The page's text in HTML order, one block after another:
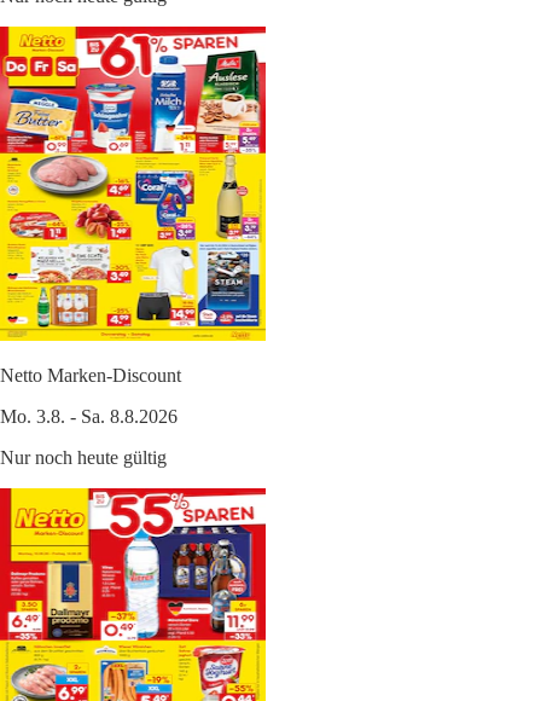
Netto Marken-Discount
Mo. 3.8. - Sa. 8.8.2026
Nur noch heute gültig